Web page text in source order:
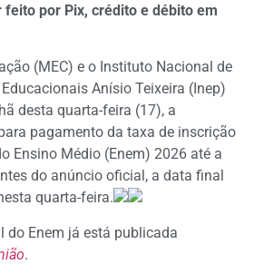
feito por Pix, crédito e débito em
(MEC) e o Instituto Nacional de
Anísio Teixeira (Inep)
desta quarta-feira (17), a
pagamento da taxa de inscrição
Ensino Médio (Enem) 2026 até a
do anúncio oficial, a data final
quarta-feira.
do Enem já está publicada
.